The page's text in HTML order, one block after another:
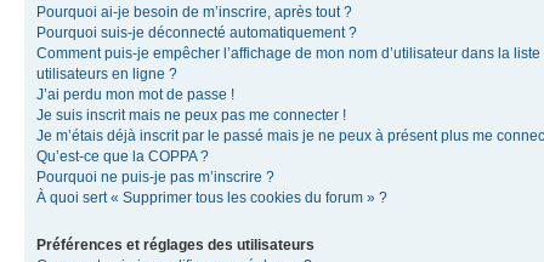
Pourquoi ai-je besoin de m’inscrire, après tout ?
Pourquoi suis-je déconnecté automatiquement ?
Comment puis-je empêcher l’affichage de mon nom d’utilisateur dans la liste
utilisateurs en ligne ?
J’ai perdu mon mot de passe !
Je suis inscrit mais ne peux pas me connecter !
Je m’étais déjà inscrit par le passé mais je ne peux à présent plus me
Qu’est-ce que la COPPA ?
Pourquoi ne puis-je pas m’inscrire ?
À quoi sert « Supprimer tous les cookies du forum » ?
Préférences et réglages des utilisateurs